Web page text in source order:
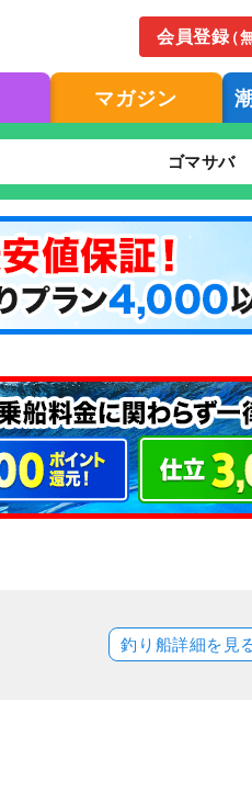
会員登録（
マガジン
ゴマサバ
釣り船詳細を見